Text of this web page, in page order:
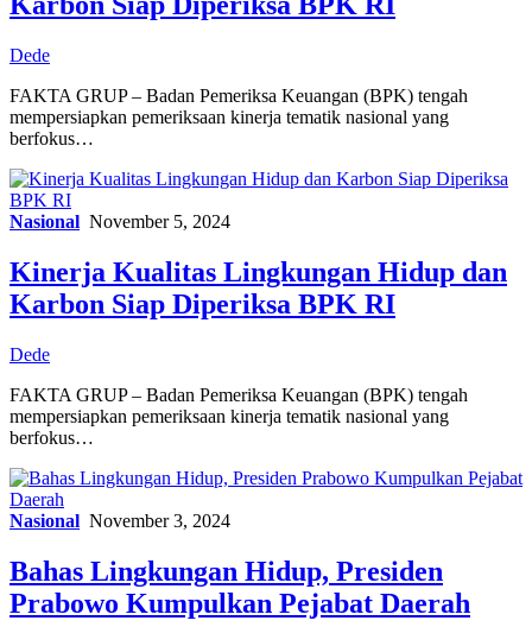
Dede
FAKTA GRUP – Badan Pemeriksa Keuangan (BPK) tengah
mempersiapkan pemeriksaan kinerja tematik nasional yang
berfokus…
Nasional November 5, 2024
Kinerja Kualitas Lingkungan Hidup dan
Karbon Siap Diperiksa BPK RI
Dede
FAKTA GRUP – Badan Pemeriksa Keuangan (BPK) tengah
mempersiapkan pemeriksaan kinerja tematik nasional yang
berfokus…
Nasional November 3, 2024
Bahas Lingkungan Hidup, Presiden
Prabowo Kumpulkan Pejabat Daerah